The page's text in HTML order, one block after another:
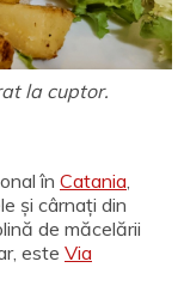
la cuptor.
în Catania,
și cârnați din
de măcelării
este Via